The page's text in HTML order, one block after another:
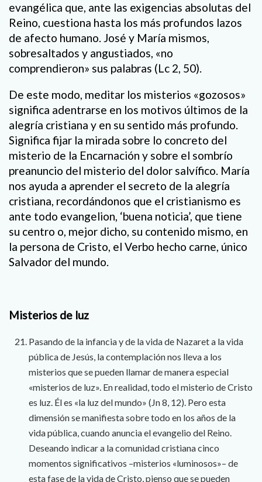
evangélica que, ante las exigencias absolutas del
Reino, cuestiona hasta los más profundos lazos
de afecto humano. José y María mismos,
sobresaltados y angustiados, «no
comprendieron» sus palabras (Lc 2, 50).
De este modo, meditar los misterios «gozosos»
significa adentrarse en los motivos últimos de la
alegría cristiana y en su sentido más profundo.
Significa fijar la mirada sobre lo concreto del
misterio de la Encarnación y sobre el sombrío
preanuncio del misterio del dolor salvífico. María
nos ayuda a aprender el secreto de la alegría
cristiana, recordándonos que el cristianismo es
ante todo evangelion, ‘buena noticia’, que tiene
su centro o, mejor dicho, su contenido mismo, en
la persona de Cristo, el Verbo hecho carne, único
Salvador del mundo.
Misterios de luz
Pasando de la infancia y de la vida de Nazaret a la vida
pública de Jesús, la contemplación nos lleva a los
misterios que se pueden llamar de manera especial
«misterios de luz». En realidad, todo el misterio de Cristo
es luz. Él es «la luz del mundo» (Jn 8, 12). Pero esta
dimensión se manifiesta sobre todo en los años de la
vida pública, cuando anuncia el evangelio del Reino.
Deseando indicar a la comunidad cristiana cinco
momentos significativos –misterios «luminosos»– de
esta fase de la vida de Cristo, pienso que se pueden